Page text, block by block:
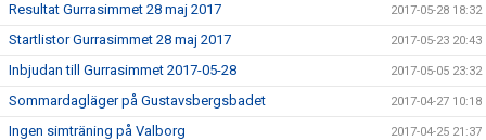
Resultat Gurrasimmet 28 maj 2017 2017-05-28 18:32
Startlistor Gurrasimmet 28 maj 2017 2017-05-23 20:43
Inbjudan till Gurrasimmet 2017-05-28 2017-05-05 23:32
Sommardagläger på Gustavsbergsbadet 2017-04-27 10:18
Ingen simträning på Valborg 2017-04-25 21:37